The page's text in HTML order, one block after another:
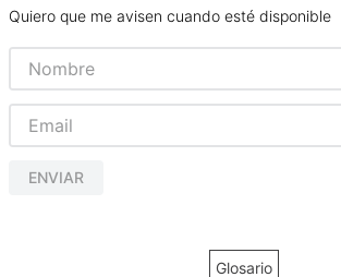
Quiero que me avisen cuando esté disponible
ENVIAR
Glosario